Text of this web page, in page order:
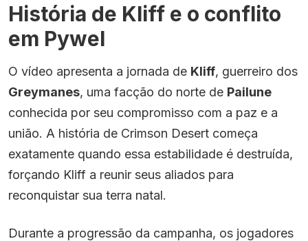
História de Kliff e o conflito
em Pywel
O vídeo apresenta a jornada de Kliff, guerreiro dos
Greymanes, uma facção do norte de Pailune
conhecida por seu compromisso com a paz e a
união. A história de Crimson Desert começa
exatamente quando essa estabilidade é destruída,
forçando Kliff a reunir seus aliados para
reconquistar sua terra natal.
Durante a progressão da campanha, os jogadores